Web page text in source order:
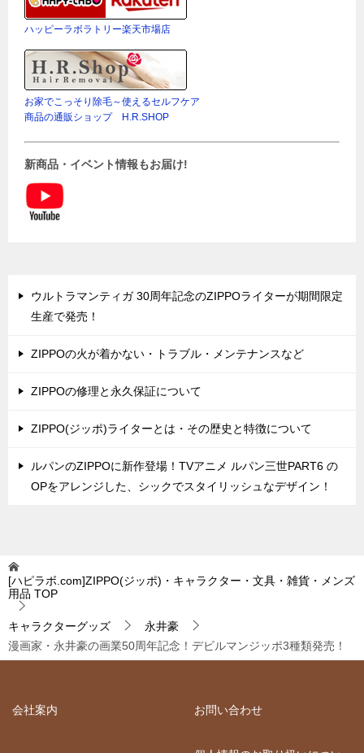
ハッピーラボラトリー楽天市場店
お家でこっそり除毛～使えるセルフケア
商品の通販ショップ H.R.SHOP
新商品・イベント情報もお届け!
ウルトラマンティガ 30周年記念のZIPPOライターが期間限定
生産で発売！
ZIPPOの火が着かない・トラブル・メンテナンスなど
ZIPPOの修理と永久保証について
ZIPPO(ジッポ)ライターとは・その歴史と特徴について
ルパンのZIPPOに新作登場！TVアニメ ルパン三世PART6 の
OPをアレンジした、シックでスタイリッシュなデザイン！
[ハピラボ.com]ZIPPO(ジッポ)・キャラクター・文具・雑貨・メンズ
用品 TOP
キャラクターグッズ
永井豪
漫画家・永井豪の画業50周年記念！デビルマンジッポ3種類発売！
会社案内 お問い合わせ